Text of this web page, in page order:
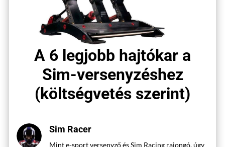
A 6 legjobb hajtókar a
Sim-versenyzéshez
(költségvetés szerint)
Sim Racer
Mint e-sport versenyző és Sim Racing rajongó, úgy